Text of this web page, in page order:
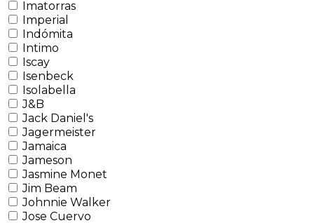
Imatorras
Imperial
Indómita
Intimo
Iscay
Isenbeck
Isolabella
J&B
Jack Daniel's
Jagermeister
Jamaica
Jameson
Jasmine Monet
Jim Beam
Johnnie Walker
Jose Cuervo